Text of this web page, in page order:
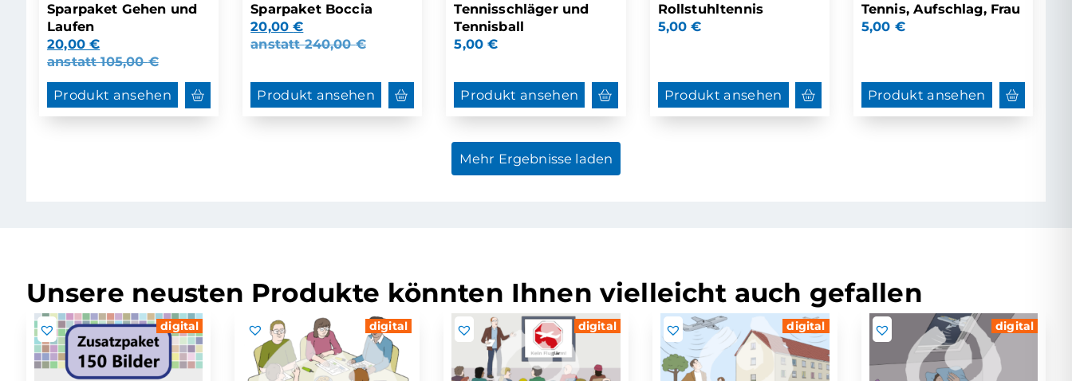
Sparpaket Gehen und
Laufen
20,00€
anstatt105,00€
Produkt ansehen
Sparpaket Boccia
20,00€
anstatt240,00€
Produkt ansehen
Tennisschläger und
Tennisball
5,00€
Produkt ansehen
Rollstuhltennis
5,00€
Produkt ansehen
Tennis, Aufschlag, Frau
5,00 €
Produkt ansehen
Mehr Ergebnisse laden
Unsere neusten Produkte könnten Ihnen vielleicht auch gefallen
digital digital digital digital digital